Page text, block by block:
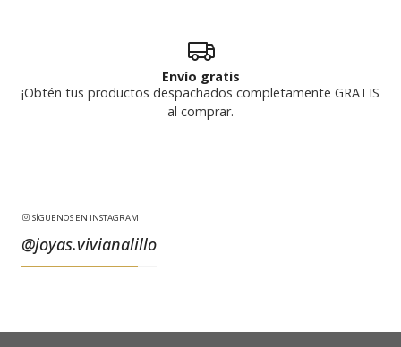
Envío gratis
¡Obtén tus productos despachados completamente GRATIS
al comprar.
SÍGUENOS EN INSTAGRAM
@joyas.vivianalillo